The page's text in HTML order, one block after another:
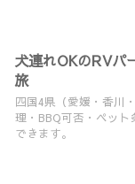
犬連れOKのRVパ
旅
四国4県（愛媛・香川
理・BBQ可否・ペッ
できます。